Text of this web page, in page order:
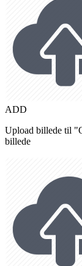
ADD
Upload billede til
billede